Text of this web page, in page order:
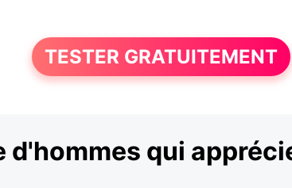
TESTER GRATUITEMENT
d'hommes qui